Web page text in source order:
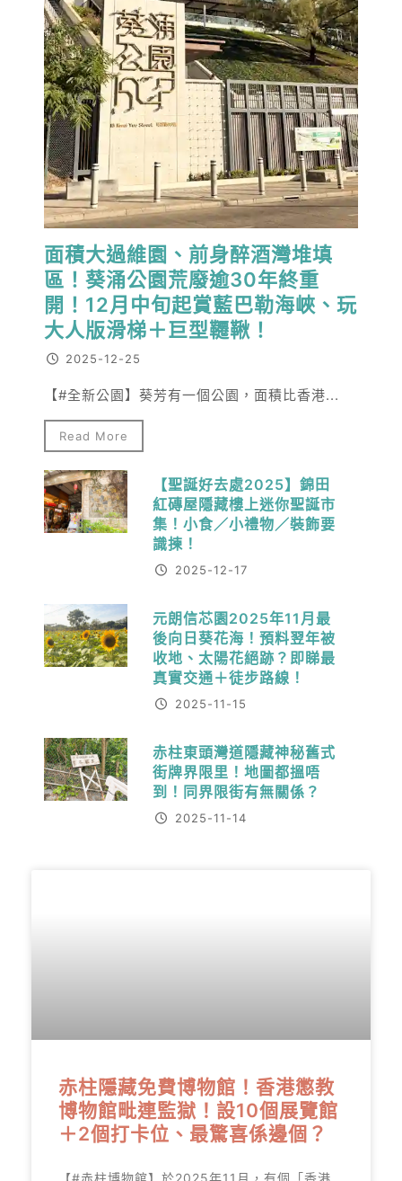
面積大過維園、前身醉酒灣堆填
區！葵涌公園荒廢逾30年終重
開！12月中旬起賞藍巴勒海峽、玩
大人版滑梯＋巨型韆鞦！
2025-12-25
【#全新公園】葵芳有一個公園，面積比香港...
Read More
【聖誕好去處2025】錦田
紅磚屋隱藏樓上迷你聖誕市
集！小食／小禮物／裝飾要
識揀！
2025-12-17
元朗信芯園2025年11月最
後向日葵花海！預料翌年被
收地、太陽花絕跡？即睇最
真實交通＋徒步路線！
2025-11-15
赤柱東頭灣道隱藏神秘舊式
街牌界限里！地圖都搵唔
到！同界限街有無關係？
2025-11-14
赤柱隱藏免費博物館！香港懲教
博物館毗連監獄！設10個展覽館
＋2個打卡位、最驚喜係邊個？
【#赤柱博物館】於2025年11月，有個「香港